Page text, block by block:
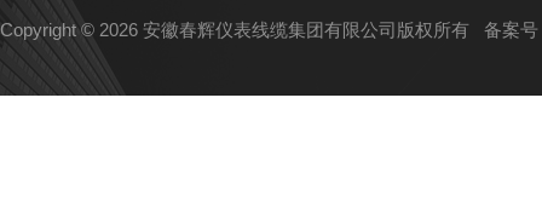
Copyright © 2026 安徽春辉仪表线缆集团有限公司版权所有 备案号